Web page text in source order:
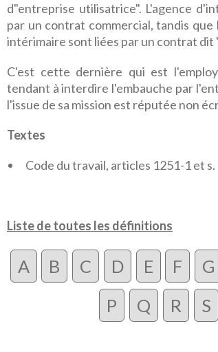
d"entreprise utilisatrice". L'agence
par un contrat commercial, tandis
intérimaire sont liées par un contrat dit
C'est cette dernière qui est
tendant à interdire l'embauche par
l'issue de sa mission est réputée non
Textes
Code du travail, articles 1251-1 et s.
Liste de toutes les définitions
A B C D E F G
P
Q R S